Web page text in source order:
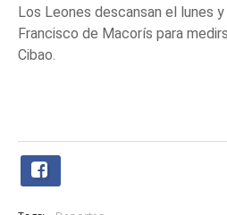
Los Leones descansan el lunes
Francisco de Macorís para
Cibao.